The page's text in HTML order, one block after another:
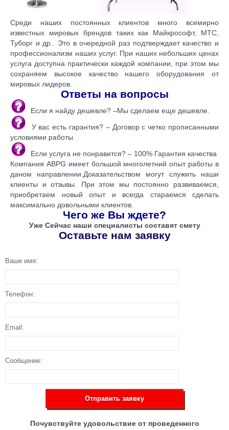
Среди наших постоянных клиентов много всемирно
известных мировых брендов таких как Майкрософт, МТС,
Туборг и др.. Это в очередной раз подтверждает качество и
профессионализм наших услуг. При наших небольших ценах
услуга доступна практически каждой компании, при этом мы
сохраняем высокое качество нашего оборудования от
мировых лидеров.
Ответы на вопросы
Если я найду дешевле? –Мы сделаем еще дешевле.
У вас есть гарантия? – Договор с четко прописанными
условиями работы.
Если услуга не понравится? – 100% Гарантия качества
Компания ABPG имеет большой многолетний опыт работы в
даном направлении.Доказательством могут служить наши
клиенты и отзывы. При этом мы постоянно развиваемся,
приобретаем новый опыт и всегда стараемся сделать
максимально довольными клиентов.
Чего же Вы ждете?
Уже Сейчас наши специалисты составят смету
Оставьте нам заявку
Ваше имя:
Телефон:
Email:
Сообщение:
Отправить заявку
Почувствуйте удовольствие от проведенного